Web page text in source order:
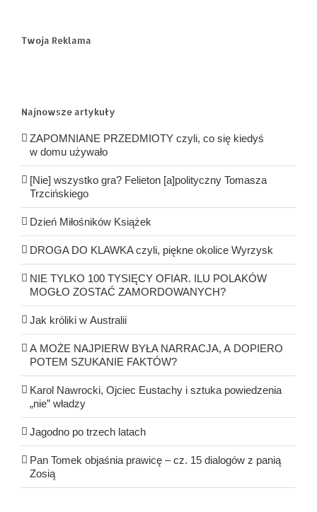
Twoja Reklama
Najnowsze artykuły
ZAPOMNIANE PRZEDMIOTY czyli, co się kiedyś
w domu używało
[Nie] wszystko gra? Felieton [a]polityczny Tomasza
Trzcińskiego
Dzień Miłośników Książek
DROGA DO KLAWKA czyli, piękne okolice Wyrzysk
NIE TYLKO 100 TYSIĘCY OFIAR. ILU POLAKÓW
MOGŁO ZOSTAĆ ZAMORDOWANYCH?
Jak króliki w Australii
A MOŻE NAJPIERW BYŁA NARRACJA, A DOPIERO
POTEM SZUKANIE FAKTÓW?
Karol Nawrocki, Ojciec Eustachy i sztuka powiedzenia
„nie” władzy
Jagodno po trzech latach
Pan Tomek objaśnia prawicę – cz. 15 dialogów z panią
Zosią